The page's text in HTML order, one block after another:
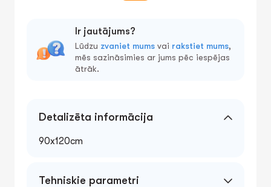
Ir jautājums?
Lūdzu zvaniet mums vai rakstiet mums,
mēs sazināsimies ar jums pēc iespējas
ātrāk.
Detalizēta informācija
90x120cm
Tehniskie parametri